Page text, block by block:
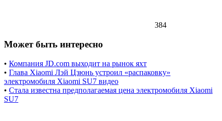
384
Может быть интересно
• Компания JD.com выходит на рынок яхт
• Глава Xiaomi Лэй Цзюнь устроил «распаковку»
электромобиля Xiaomi SU7 видео
• Стала известна предполагаемая цена электромобиля Xiaomi
SU7